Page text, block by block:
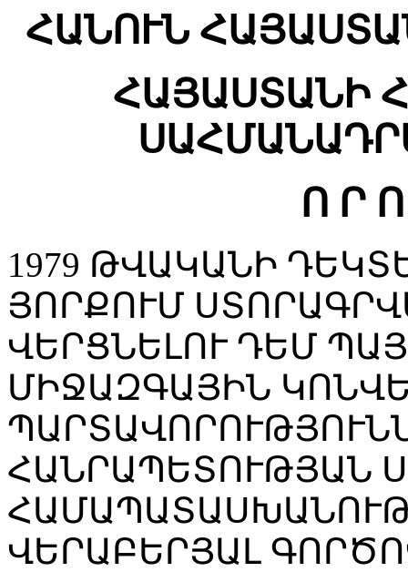
ՀԱՆՈՒՆ
ՀԱՅԱՍՏԱՆԻ
Ո Ր
1979 ԹՎԱԿԱՆԻ
ՅՈՐՔՈՒՄ
ՎԵՐՑՆԵԼՈՒ ԴԵՄ
ՄԻՋԱԶԳԱՅԻՆ
ՀԱՆՐԱՊԵՏՈՒԹՅԱՆ
ՎԵՐԱԲԵՐՅԱԼ